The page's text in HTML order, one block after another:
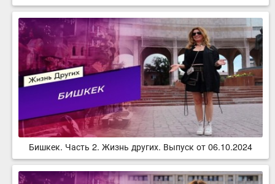
Бишкек. Часть 2. Жизнь других. Выпуск от 06.10.2024